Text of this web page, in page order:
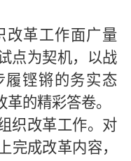
革工作面广量
点为契机，以战
履铿锵的务实态
的精彩答卷。
织改革工作。对
完成改革内容，